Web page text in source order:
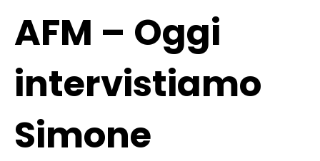
AFM – Oggi
intervistiamo
Simone